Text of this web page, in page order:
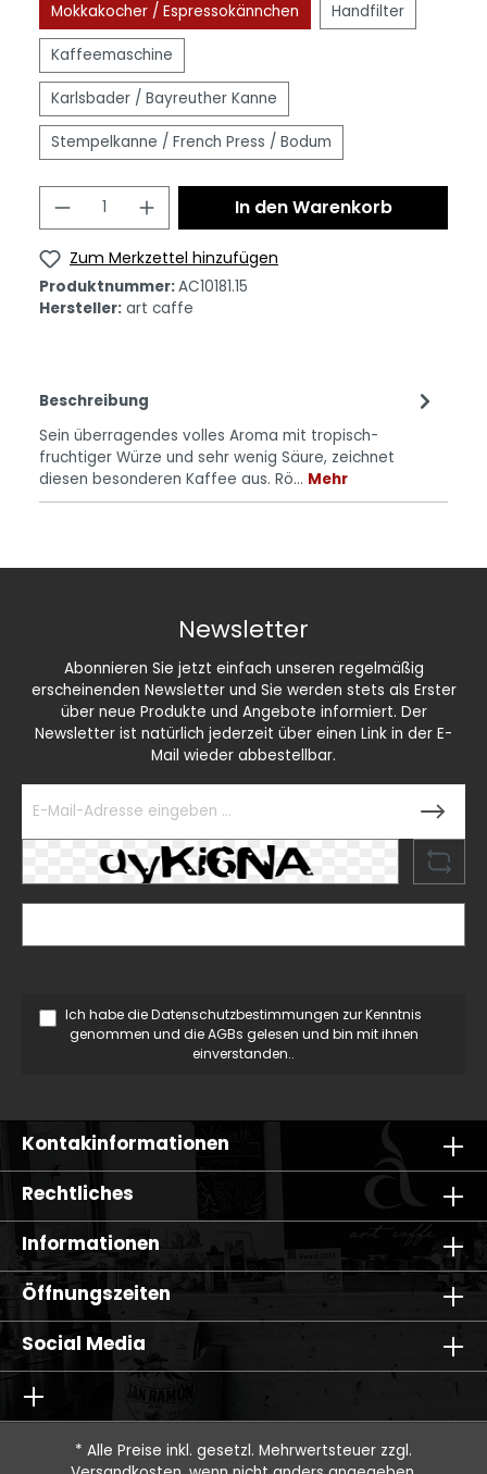
Mokkakocher / Espressokännchen Handfilter
Kaffeemaschine
Karlsbader / Bayreuther Kanne
Stempelkanne / French Press / Bodum
In den Warenkorb
Zum Merkzettel hinzufügen
Produktnummer:AC10181.15
Hersteller: art caffe
Beschreibung
Sein überragendes volles Aroma mit tropisch-
fruchtiger Würze und sehr wenig Säure, zeichnet
diesen besonderen Kaffee aus. Rö… Mehr
Newsletter
Abonnieren Sie jetzt einfach unseren regelmäßig
erscheinenden Newsletter und Sie werden stets als Erster
über neue Produkte und Angebote informiert. Der
Newsletter ist natürlich jederzeit über einen Link in der E-
Mail wieder abbestellbar.
Ich habe dieDatenschutzbestimmungen zur Kenntnis
genommen und dieAGBs gelesen und bin mit ihnen
einverstanden..
Kontakinformationen
Rechtliches
Informationen
Öffnungszeiten
Social Media
* Alle Preise inkl. gesetzl. Mehrwertsteuer zzgl.